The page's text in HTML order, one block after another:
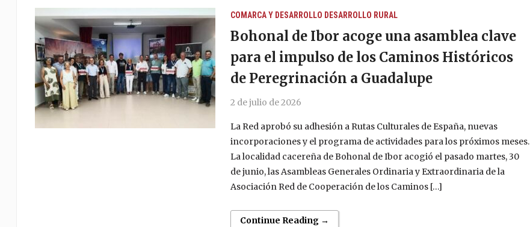
COMARCA Y DESARROLLO DESARROLLO RURAL
Bohonal de Ibor acoge una asamblea clave
para el impulso de los Caminos Históricos
de Peregrinación a Guadalupe
2 de julio de 2026
La Red aprobó su adhesión a Rutas Culturales de España, nuevas
incorporaciones y el programa de actividades para los próximos meses.
La localidad cacereña de Bohonal de Ibor acogió el pasado martes, 30
de junio, las Asambleas Generales Ordinaria y Extraordinaria de la
Asociación Red de Cooperación de los Caminos […]
Continue Reading →